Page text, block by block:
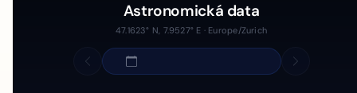
Astronomická data
47.1623° N, 7.9527° E · Europe/Zurich